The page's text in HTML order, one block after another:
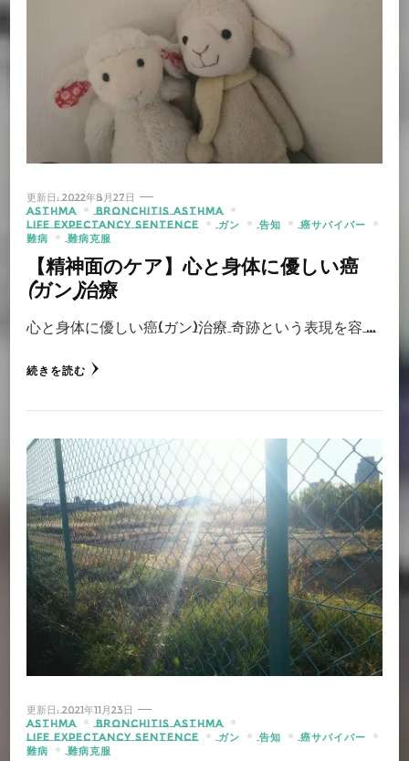
更新日:2022年8月27日
ASTHMA
BRONCHITIS ASTHMA
LIFE EXPECTANCY SENTENCE
ガン 告知
癌サバイバー
難病
難病克服
【精神面のケア】心と身体に優しい癌
(ガン)治療
心と身体に優しい癌(ガン)治療 奇跡という表現を容 …
続きを読む
更新日:2021年11月23日
ASTHMA
BRONCHITIS ASTHMA
LIFE EXPECTANCY SENTENCE
ガン 告知
癌サバイバー
難病
難病克服